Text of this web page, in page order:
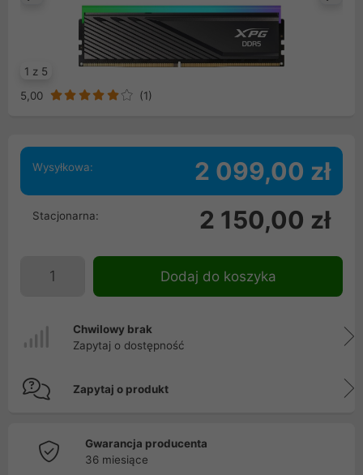
1 z 5
Poprzedni
5,00 (1)
Wysyłkowa: 2 099,00 zł
Stacjonarna: 2 150,00 zł
Dodaj do koszyka
Chwilowy brak
Zapytaj o dostępność
Zapytaj o produkt
Gwarancja producenta
36 miesiące